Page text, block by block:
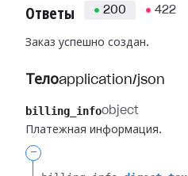
Ответы 200 422
Заказ успешно создан.
Телоapplication/json
billing_infoobject
Платежная информация.
-